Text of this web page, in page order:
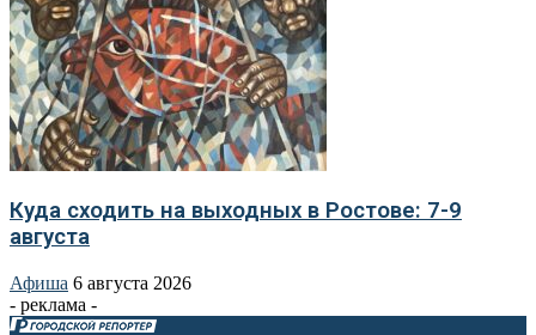
Куда сходить на выходных в Ростове: 7-9
августа
Афиша 6 августа 2026
- реклама -